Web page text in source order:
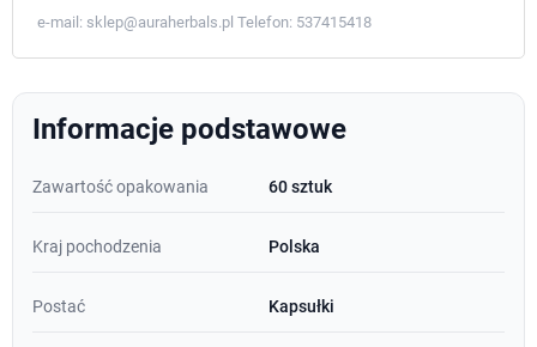
e-mail: sklep@auraherbals.pl Telefon: 537415418
Informacje podstawowe
Zawartość opakowania 60 sztuk
Kraj pochodzenia Polska
Postać Kapsułki